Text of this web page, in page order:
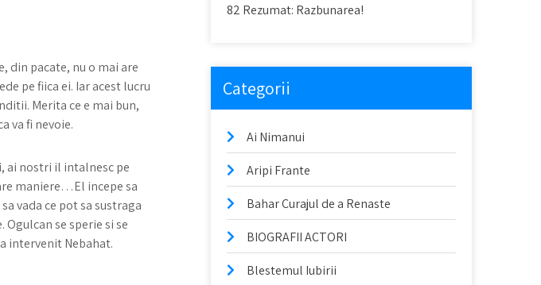
din pacate, nu o mai are
pe fiica ei. Iar acest lucru
Merita ce e mai bun,
va fi nevoie.
ai nostri il intalnesc pe
maniere…El incepe sa
vada ce pot sa sustraga
se sperie si se
intervenit Nebahat.
82 Rezumat: Razbunarea!
Categorii
Ai Nimanui
Aripi Frante
Bahar Curajul de a Renaste
BIOGRAFII ACTORI
Blestemul Iubirii